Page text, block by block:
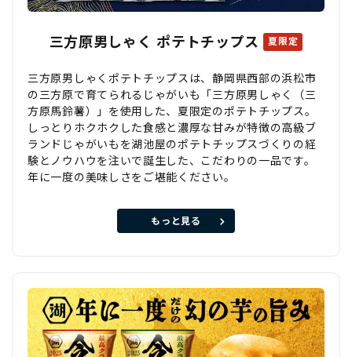
三方原男しゃく ポテトチップス 夏限定
三方原男しゃくポテトチップスは、静岡県西部の浜松市
の三方原で育てられるじゃがいも「三方原男しゃく（三
方原馬鈴薯）」を使用した、夏限定のポテトチップス。
しっとりホクホクした食感と濃厚な甘みが特徴の高級ブ
ランドじゃがいもを湖池屋のポテトチップスづくりの経
験とノウハウを注いで誕生した、こだわりの一品です。
年に一度の美味しさをご堪能ください。
もっと見る